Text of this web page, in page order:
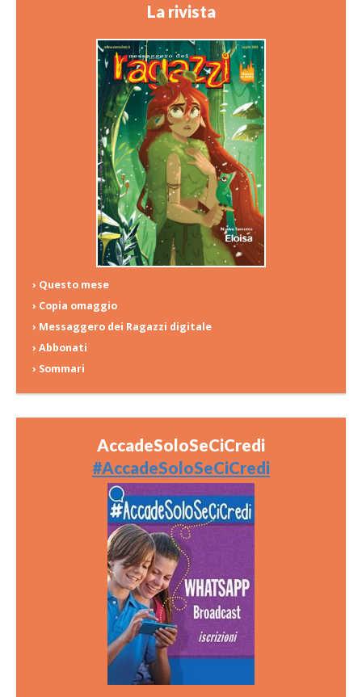
La rivista
› Questo mese
› Copia omaggio
› Messaggero dei Ragazzi digitale
› Abbonati
› Sommari
AccadeSoloSeCiCredi
#AccadeSoloSeCiCredi